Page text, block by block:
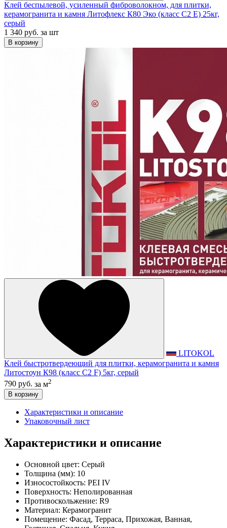
Клей беспылевой, усиленный фиброволокном, для плитки,
керамогранита и камня Литофлекс К80 Эко (класс С2 Е) 25кг,
серый
1 340 руб. за шт
В корзину
LITOKOL
Клей быстротвердеющий для плитки, керамогранита и камня
Литостоун К98 (класс С2 F) 5кг, серый
790 руб. за м2
В корзину
Характеристики и описание
Упаковочный лист
Характеристики и описание
Основной цвет: Серый
Толщина (мм): 10
Износостойкость: PEI IV
Поверхность: Неполированная
Противоскольжение: R9
Материал: Керамогранит
Помещение: Фасад, Терраса, Прихожая, Ванная,